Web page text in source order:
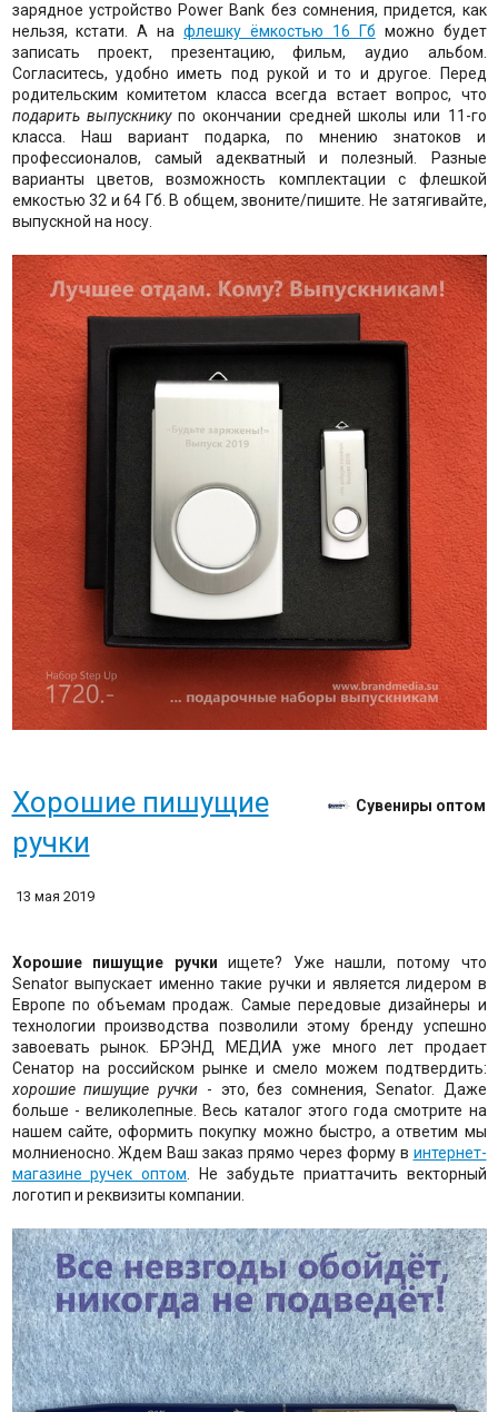
зарядное устройство Power Bank без сомнения, придется, как
нельзя, кстати. А нафлешку ёмкостью 16 Гб можно будет
записать проект, презентацию, фильм, аудио альбом.
Согласитесь, удобно иметь под рукой и то и другое. Перед
родительским комитетом класса всегда встает вопрос, что
подарить выпускникупо окончании средней школы или 11-го
класса. Наш вариант подарка, по мнению знатоков и
профессионалов, самый адекватный и полезный. Разные
варианты цветов, возможность комплектации с флешкой
емкостью 32 и 64 Гб. В общем, звоните/пишите. Не затягивайте,
выпускной на носу.
Хорошие пишущие
ручки
Сувениры оптом
13 мая 2019
Хорошие пишущие ручки ищете? Уже нашли, потому что
Senator выпускает именно такие ручки и является лидером в
Европе по объемам продаж. Самые передовые дизайнеры и
технологии производства позволили этому бренду успешно
завоевать рынок. БРЭНД МЕДИА уже много лет продает
Сенатор на российском рынке и смело можем подтвердить:
хорошие пишущие ручки - это, без сомнения, Senator. Даже
больше - великолепные. Весь каталог этого года смотрите на
нашем сайте, оформить покупку можно быстро, а ответим мы
молниеносно. Ждем Ваш заказ прямо через форму в интернет-
магазине ручек оптом . Не забудьте приаттачить векторный
логотип и реквизиты компании.